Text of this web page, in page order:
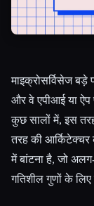
माइक्रोसर्विसेज
और वे एपीआई या
कुछ सालों में, इस
तरह की आर्किटेक्चर
में बांटना है, जो
गतिशील गुणों के लिए